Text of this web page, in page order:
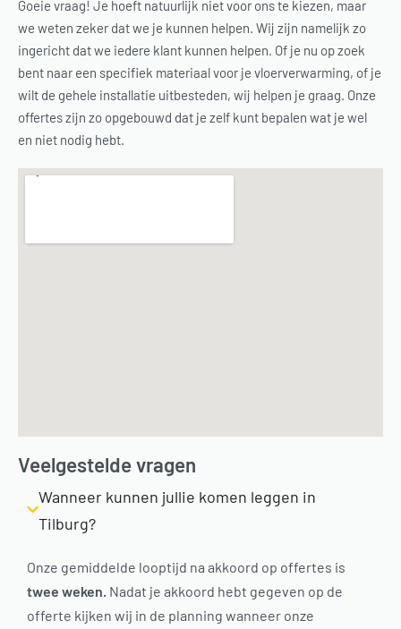
Goeie vraag! Je hoeft natuurlijk niet voor ons te kiezen, maar
we weten zeker dat we je kunnen helpen. Wij zijn namelijk zo
ingericht dat we iedere klant kunnen helpen. Of je nu op zoek
bent naar een specifiek materiaal voor je vloerverwarming, of je
wilt de gehele installatie uitbesteden, wij helpen je graag. Onze
offertes zijn zo opgebouwd dat je zelf kunt bepalen wat je wel
en niet nodig hebt.
Veelgestelde vragen
Wanneer kunnen jullie komen leggen in
Tilburg?
Onze gemiddelde looptijd na akkoord op offertes is
twee weken. Nadat je akkoord hebt gegeven op de
offerte kijken wij in de planning wanneer onze